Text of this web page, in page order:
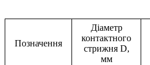
Позначення
Діаметр
контактного
стрижня D,
мм